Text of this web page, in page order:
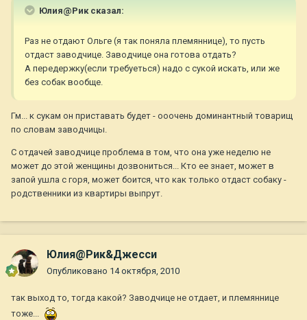
Юлия@Рик сказал:
Раз не отдают Ольге (я так поняла племяннице), то пусть
отдаст заводчице. Заводчице она готова отдать?
А передержку(если требуеться) надо с сукой искать, или же
без собак вообще.
Гм... к сукам он приставать будет - ооочень доминантный товарищ
по словам заводчицы.
С отдачей заводчице проблема в том, что она уже неделю не
может до этой женщины дозвониться... Кто ее знает, может в
запой ушла с горя, может боится, что как только отдаст собаку -
родственники из квартиры выпрут.
Юлия@Рик&Джесси
Опубликовано 14 октября, 2010
так выход то, тогда какой? Заводчице не отдает, и племяннице
тоже...